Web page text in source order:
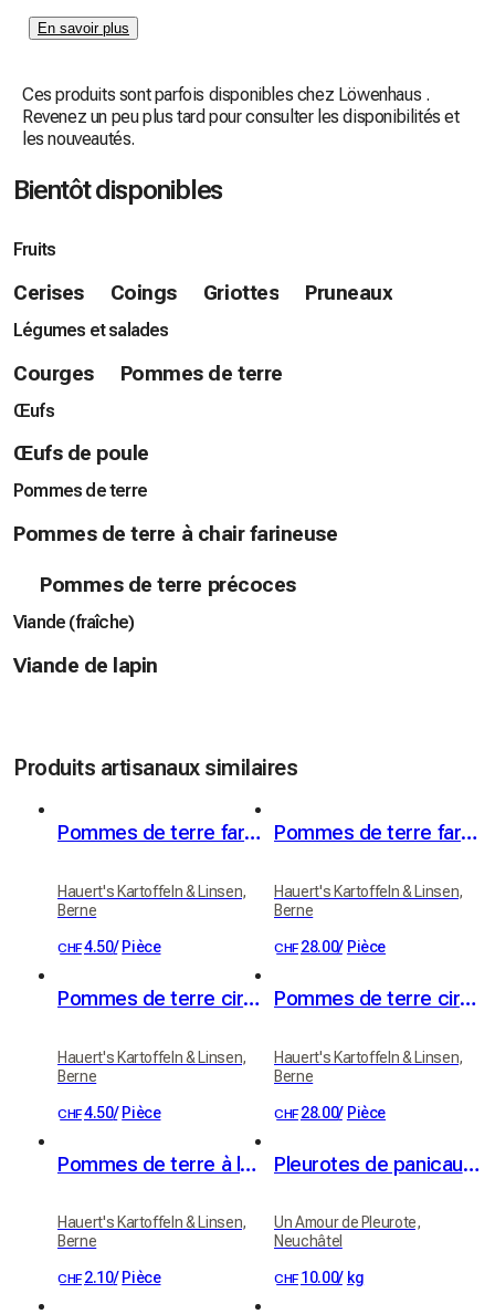
En savoir plus
Ces produits sont parfois disponibles chez Löwenhaus .
Revenez un peu plus tard pour consulter les disponibilités et
les nouveautés.
Bientôt disponibles
Fruits
Cerises Coings Griottes Pruneaux
Légumes et salades
Courges Pommes de terre
Œufs
Œufs de poule
Pommes de terre
Pommes de terre à chair farineuse
Pommes de terre précoces
Viande (fraîche)
Viande de lapin
Produits artisanaux similaires
Pommes de terre farineuses (variété Victoria)
Hauert's Kartoffeln & Linsen,
Berne
CHF4.50/ Pièce
Pommes de terre farineuses 20kg
Hauert's Kartoffeln & Linsen,
Berne
CHF 28.00/ Pièce
Pommes de terre cireuses (variété Erika)
Hauert's Kartoffeln & Linsen,
Berne
CHF4.50/ Pièce
Pommes de terre cireuses 20kg
Hauert's Kartoffeln & Linsen,
Berne
CHF 28.00/ Pièce
Pommes de terre à la cire, pommes de terre à raclette 1kg
Hauert's Kartoffeln & Linsen,
Berne
CHF 2.10/ Pièce
Pleurotes de panicaut (Eryngii)
Un Amour de Pleurote,
Neuchâtel
CHF 10.00/ kg